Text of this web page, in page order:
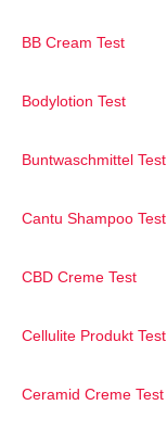
BB Cream Test
Bodylotion Test
Buntwaschmittel Test
Cantu Shampoo Test
CBD Creme Test
Cellulite Produkt Test
Ceramid Creme Test